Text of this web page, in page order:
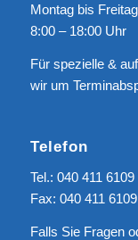
Montag bis Freitag
8:00 – 18:00 Uhr
Für spezielle &
wir um
Telefon
Tel.: 040 411 6109
Fax: 040 411
Falls Sie Fragen